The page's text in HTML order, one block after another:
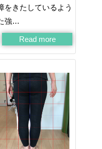
をきたしているよう
強…
Read more